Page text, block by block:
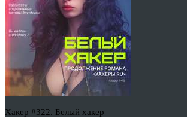
Хакер #322. Белый хакер